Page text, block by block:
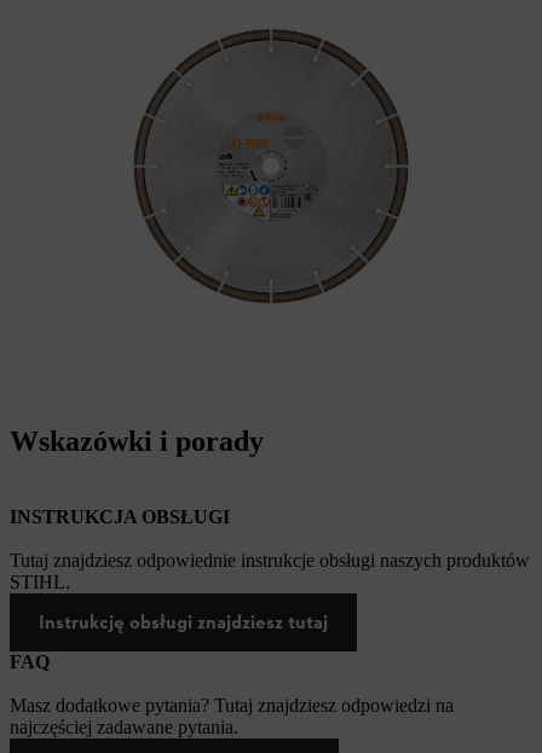
Wskazówki i porady
INSTRUKCJA OBSŁUGI
Tutaj znajdziesz odpowiednie instrukcje obsługi naszych produktów
STIHL.
Instrukcję obsługi znajdziesz tutaj
FAQ
Masz dodatkowe pytania? Tutaj znajdziesz odpowiedzi na
najczęściej zadawane pytania.